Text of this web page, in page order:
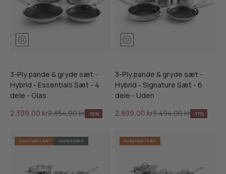
3-Ply pande & gryde sæt -
Hybrid - Essentials Sæt - 4
dele - Glas
Salgspris
2.399,00 krNormalpris
2.854,00 kr -16%
3-Ply pande & gryde sæt -
Hybrid - Signature Sæt - 6
dele - Uden
Salgspris
2.899,00 krNormalpris
3.494,00 kr -17%
KURATERET SÆT GAVEFAVORIT KURATERET SÆT